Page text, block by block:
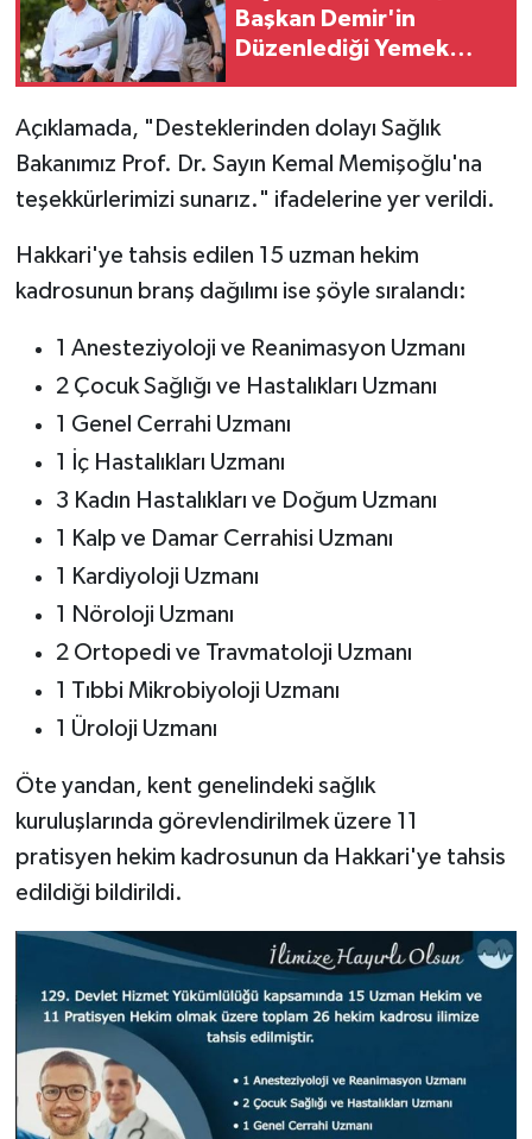
Başkan Demir'in
Düzenlediği Yemek
Açıklamada, "Desteklerinden dolayı Sağlık
Bakanımız Prof. Dr. Sayın Kemal Memişoğlu'na
teşekkürlerimizi sunarız." ifadelerine yer verildi.
Hakkari'ye tahsis edilen 15 uzman hekim
kadrosunun branş dağılımı ise şöyle sıralandı:
1 Anesteziyoloji ve Reanimasyon Uzmanı
2 Çocuk Sağlığı ve Hastalıkları Uzmanı
1 Genel Cerrahi Uzmanı
1 İç Hastalıkları Uzmanı
3 Kadın Hastalıkları ve Doğum Uzmanı
1 Kalp ve Damar Cerrahisi Uzmanı
1 Kardiyoloji Uzmanı
1 Nöroloji Uzmanı
2 Ortopedi ve Travmatoloji Uzmanı
1 Tıbbi Mikrobiyoloji Uzmanı
1 Üroloji Uzmanı
Öte yandan, kent genelindeki sağlık
kuruluşlarında görevlendirilmek üzere 11
pratisyen hekim kadrosunun da Hakkari'ye tahsis
edildiği bildirildi.